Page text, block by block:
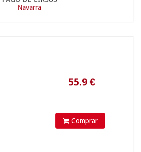
Navarra
Comprar